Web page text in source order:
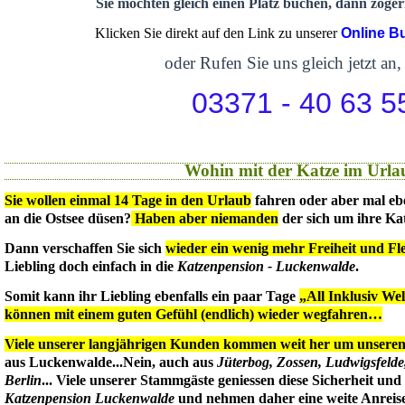
Sie möchten gleich einen Platz buchen, dann
Klicken Sie direkt auf den Link zu unsererOnline
oder Rufen Sie uns gleich jetzt an,
03371 - 40 63
Wohin mit der Katze im
Sie wollen einmal 14 Tage in den Urlaub fahren oder aber mal
an die Ostsee düsen? Haben aber niemanden der sich um ihre
Dann verschaffen Sie sich wieder ein wenig mehr Freiheit und
Liebling doch einfach in die Katzenpension - Luckenwalde.
Somit kann ihr Liebling ebenfalls ein paar Tage „All Inklusiv
können mit einem guten Gefühl (endlich) wieder wegfahren…
Viele unserer langjährigen Kunden kommen weit her um
aus Luckenwalde...Nein, auch aus Jüterbog, Zossen,
Berlin... Viele unserer Stammgäste geniessen diese Sicherheit
Katzenpension Luckenwalde und nehmen daher eine weite